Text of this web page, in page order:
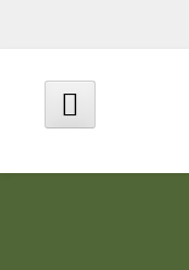
innehåll
Huvudmeny